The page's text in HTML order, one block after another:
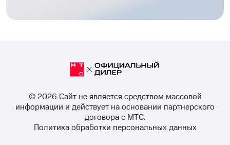
© 2026 Cайт не является средством массовой
информации и действует на основании партнерского
договора с МТС.
Политика обработки персональных данных